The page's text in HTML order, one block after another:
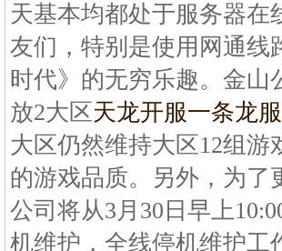
天基本均都处于服务器
友们，特别是使用网通线
时代》的无穷乐趣。金山
放2大区 天龙开服一条龙
大区仍然维持大区12组
的游戏品质。另外，为了
公司将从3月30日早上
机维护，全线停机维护工